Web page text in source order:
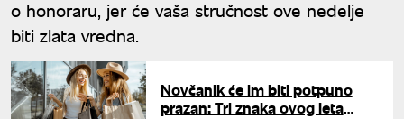
o honoraru, jer će vaša stručnost ove nedelje
biti zlata vredna.
Novčanik će im biti potpuno
prazan: Tri znaka ovog leta